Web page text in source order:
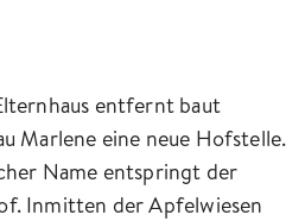
entfernt baut
Marlene eine neue Hofstelle.
Name entspringt der
Inmitten der Apfelwiesen